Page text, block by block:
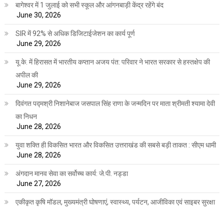
बागेश्वर में 1 जुलाई को सभी स्कूल और आंगनबाड़ी केंद्र रहेंगे बंद
June 30, 2026
SIR में 92% से अधिक डिजिटाईजेशन का कार्य पूर्ण
June 29, 2026
यू.के. में हिरासत में भारतीय कप्तान अजय पंत: परिवार ने भारत सरकार से हस्तक्षेप की
अपील की
June 29, 2026
दिवंगत पद्मश्री निशानेबाज जसपाल सिंह राणा के जन्मदिन पर माता श्रीमती श्यामा देवी
का निधन
June 28, 2026
युवा शक्ति ही विकसित भारत और विकसित उत्तराखंड की सबसे बड़ी ताकत : सीएम धामी
June 28, 2026
अंगदान मानव सेवा का सर्वोच्च कार्य: जे.पी. नड्डा
June 27, 2026
एकीकृत कृषि मॉडल, मुख्यमंत्री घोषणाएं, स्वास्थ्य, पर्यटन, आजीविका एवं साइबर सुरक्षा